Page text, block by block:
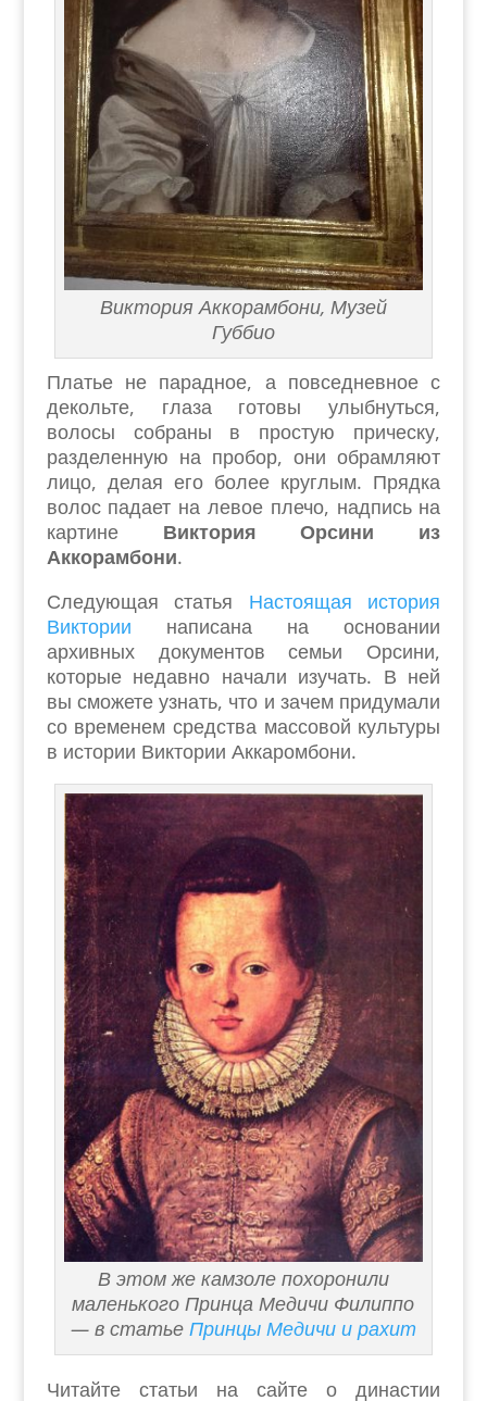
Виктория Аккорамбони, Музей
Губбио
Платье не парадное, а повседневное с
декольте, глаза готовы улыбнуться,
волосы собраны в простую прическу,
разделенную на пробор, они обрамляют
лицо, делая его более круглым. Прядка
волос падает на левое плечо, надпись на
картине Виктория Орсини из
Аккорамбони.
Следующая статья Настоящая история
Виктории написана на основании
архивных документов семьи Орсини,
которые недавно начали изучать. В ней
вы сможете узнать, что и зачем придумали
со временем средства массовой культуры
в истории Виктории Аккаромбони.
В этом же камзоле похоронили
маленького Принца Медичи Филиппо
— в статье Принцы Медичи и рахит
Читайте статьи на сайте о династии